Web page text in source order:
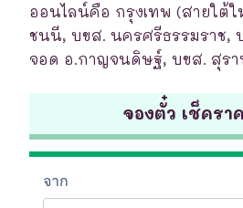
ออนไลน์คือ กรุงเทพ (สายใต้
ชนนี, บขส. นครศรีธรรมราช,
จอด อ.กาญจนดิษฐ์, บขส. สุร
จองตั๋ว เช็ครา